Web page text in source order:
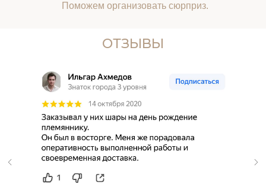
Поможем организовать сюрприз.
ОТЗЫВЫ